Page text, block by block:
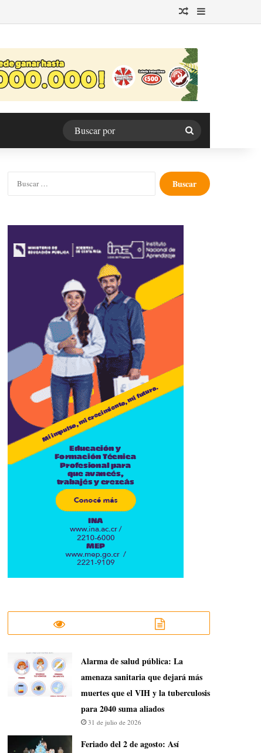
Publicación al azar
Barra lateral
Buscar
por
Buscar:
​Alarma de salud pública: La
amenaza sanitaria que dejará más
muertes que el VIH y la tuberculosis
para 2040 suma aliados
31 de julio de 2026
Feriado del 2 de agosto: Así